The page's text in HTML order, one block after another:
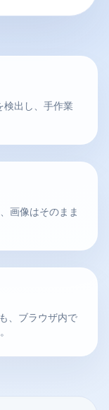
出し、手作業
画像はそのまま
、ブラウザ内で